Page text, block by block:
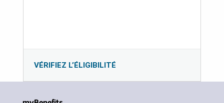
VÉRIFIEZ L’ÉLIGIBILITÉ